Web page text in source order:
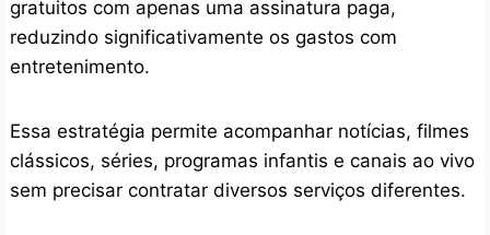
gratuitos com apenas uma assinatura paga,
reduzindo significativamente os gastos com
entretenimento.
Essa estratégia permite acompanhar notícias, filmes
clássicos, séries, programas infantis e canais ao vivo
sem precisar contratar diversos serviços diferentes.